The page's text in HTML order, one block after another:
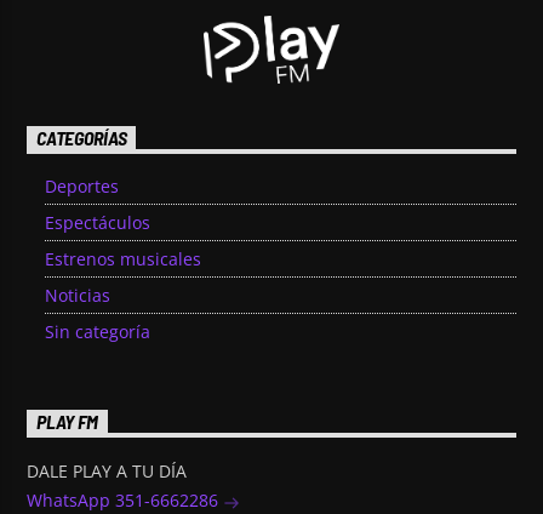
CATEGORÍAS
Deportes
Espectáculos
Estrenos musicales
Noticias
Sin categoría
PLAY FM
DALE PLAY A TU DÍA
WhatsApp 351-6662286